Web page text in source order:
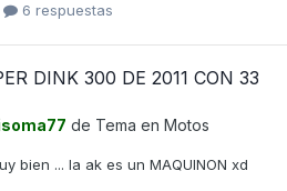
6 respuestas
DINK 300 DE 2011 CON 33
de Tema en Motos
bien ... la ak es un MAQUINON xd